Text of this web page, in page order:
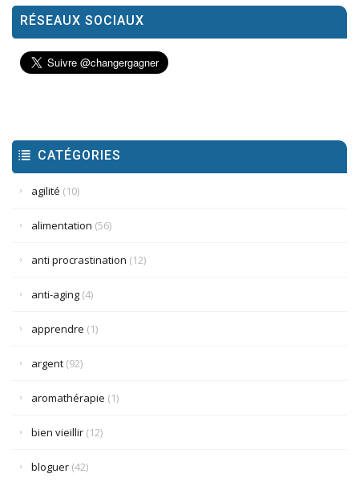
RÉSEAUX SOCIAUX
CATÉGORIES
agilité (10)
alimentation (56)
anti procrastination (12)
anti-aging (4)
apprendre (1)
argent (92)
aromathérapie (1)
bien vieillir (12)
bloguer (42)